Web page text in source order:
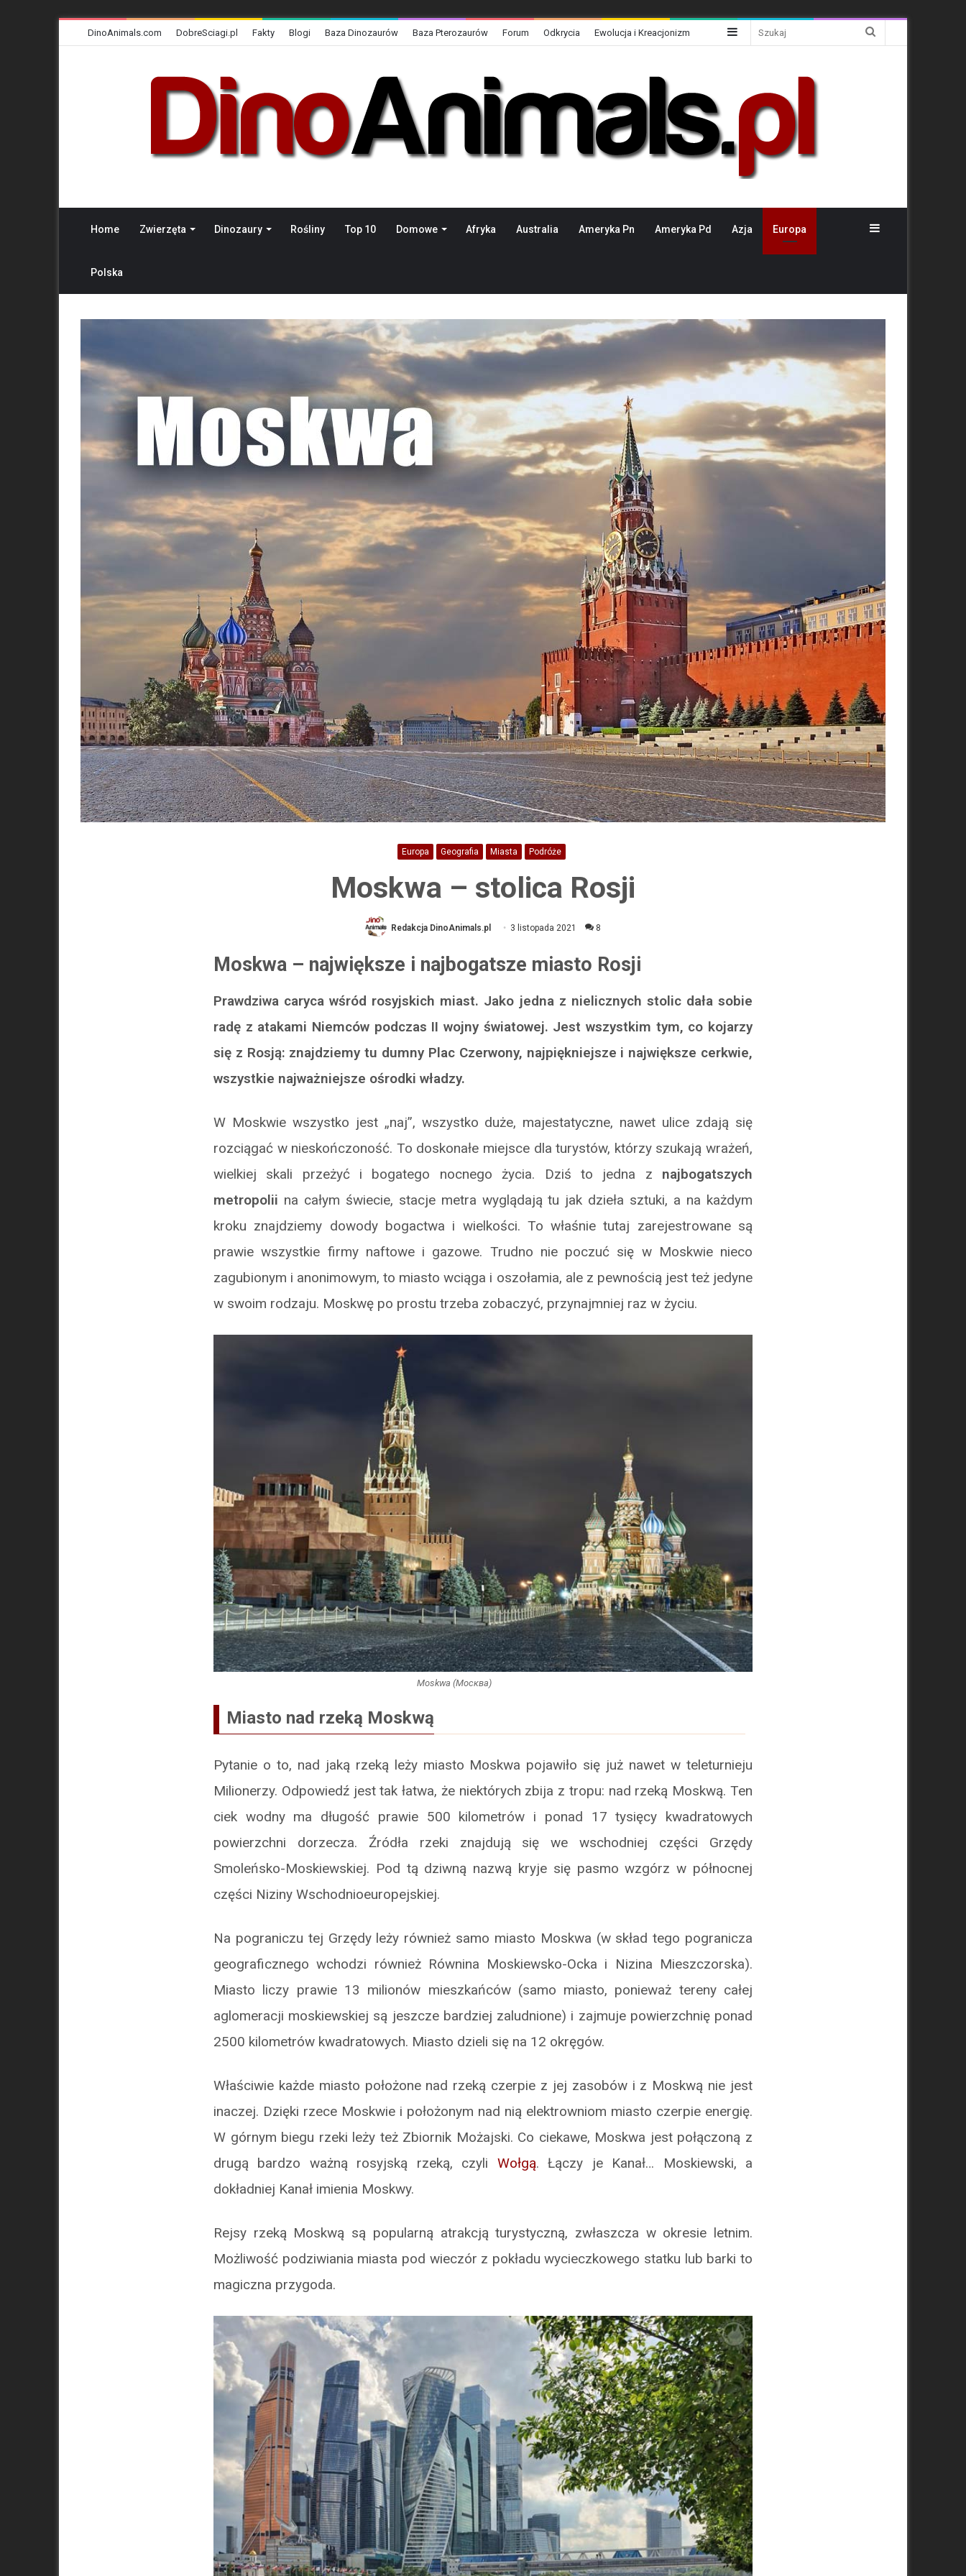
DinoAnimals.com DobreSciagi.pl Fakty Blogi Baza Dinozaurów Baza Pterozaurów Forum Odkrycia Ewolucja i Kreacjonizm Sidebar
Home Zwierzęta Dinozaury Rośliny Top 10 Domowe Afryka Australia Ameryka Pn Ameryka Pd Azja Europa
Polska
Sidebar
Europa Geografia Miasta Podróże
Moskwa – stolica Rosji
Redakcja DinoAnimals.pl 3 listopada 2021 8
Moskwa – największe i najbogatsze miasto Rosji
Prawdziwa caryca wśród rosyjskich miast. Jako jedna z nielicznych stolic dała sobie
radę z atakami Niemców podczas II wojny światowej. Jest wszystkim tym, co kojarzy
się z Rosją: znajdziemy tu dumny Plac Czerwony, najpiękniejsze i największe cerkwie,
wszystkie najważniejsze ośrodki władzy.
W Moskwie wszystko jest „naj”, wszystko duże, majestatyczne, nawet ulice zdają się
rozciągać w nieskończoność. To doskonałe miejsce dla turystów, którzy szukają wrażeń,
wielkiej skali przeżyć i bogatego nocnego życia. Dziś to jedna z najbogatszych
metropolii na całym świecie, stacje metra wyglądają tu jak dzieła sztuki, a na każdym
kroku znajdziemy dowody bogactwa i wielkości. To właśnie tutaj zarejestrowane są
prawie wszystkie firmy naftowe i gazowe. Trudno nie poczuć się w Moskwie nieco
zagubionym i anonimowym, to miasto wciąga i oszołamia, ale z pewnością jest też jedyne
w swoim rodzaju. Moskwę po prostu trzeba zobaczyć, przynajmniej raz w życiu.
Moskwa (Москва)
Miasto nad rzeką Moskwą
Pytanie o to, nad jaką rzeką leży miasto Moskwa pojawiło się już nawet w teleturnieju
Milionerzy. Odpowiedź jest tak łatwa, że niektórych zbija z tropu: nad rzeką Moskwą. Ten
ciek wodny ma długość prawie 500 kilometrów i ponad 17 tysięcy kwadratowych
powierzchni dorzecza. Źródła rzeki znajdują się we wschodniej części Grzędy
Smoleńsko-Moskiewskiej. Pod tą dziwną nazwą kryje się pasmo wzgórz w północnej
części Niziny Wschodnioeuropejskiej.
Na pograniczu tej Grzędy leży również samo miasto Moskwa (w skład tego pogranicza
geograficznego wchodzi również Równina Moskiewsko-Ocka i Nizina Mieszczorska).
Miasto liczy prawie 13 milionów mieszkańców (samo miasto, ponieważ tereny całej
aglomeracji moskiewskiej są jeszcze bardziej zaludnione) i zajmuje powierzchnię ponad
2500 kilometrów kwadratowych. Miasto dzieli się na 12 okręgów.
Właściwie każde miasto położone nad rzeką czerpie z jej zasobów i z Moskwą nie jest
inaczej. Dzięki rzece Moskwie i położonym nad nią elektrowniom miasto czerpie energię.
W górnym biegu rzeki leży też Zbiornik Możajski. Co ciekawe, Moskwa jest połączoną z
drugą bardzo ważną rosyjską rzeką, czyli Wołgą. Łączy je Kanał… Moskiewski, a
dokładniej Kanał imienia Moskwy.
Rejsy rzeką Moskwą są popularną atrakcją turystyczną, zwłaszcza w okresie letnim.
Możliwość podziwiania miasta pod wieczór z pokładu wycieczkowego statku lub barki to
magiczna przygoda.